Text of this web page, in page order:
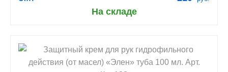
На складе
shopping_cart В КОРЗИНУ